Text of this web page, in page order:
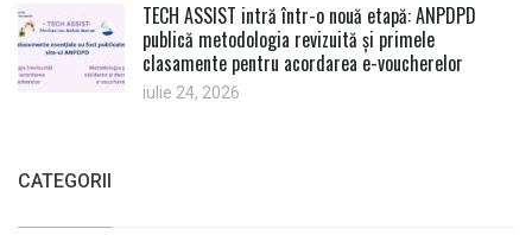
TECH ASSIST intră într-o nouă etapă: ANPDPD
publică metodologia revizuită și primele
clasamente pentru acordarea e-voucherelor
iulie 24, 2026
CATEGORII